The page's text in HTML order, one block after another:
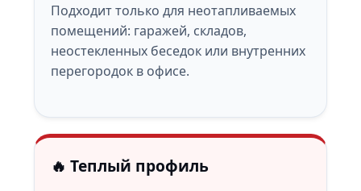
Подходит только для неотапливаемых
помещений: гаражей, складов,
неостекленных беседок или внутренних
перегородок в офисе.
🔥 Теплый профиль